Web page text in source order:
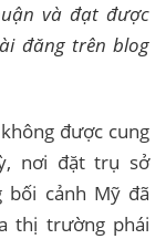
và đạt được
đăng trên blog
được cung
nơi đặt trụ sở
bối cảnh Mỹ đã
thị trường phái